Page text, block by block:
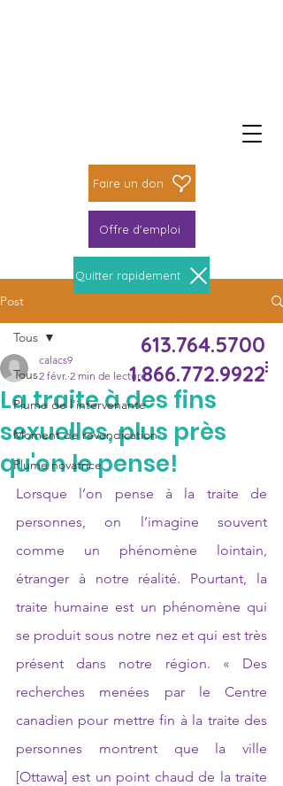
Faire un don
Offre d'emploi
Quitter rapidement
613.764.5700
1.866.772.9922
Post
Tous
Plume de l'intervenante
Moment de revendication
Plume novatrice
Tous
La traite à des fins
sexuelles, plus près
qu'on le pense!
calacs9
2 févr. 2 min de lecture
Lorsque l’on pense à la traite de
personnes, on l’imagine souvent
comme un phénomène lointain,
étranger à notre réalité. Pourtant, la
traite humaine est un phénomène qui
se produit sous notre nez et qui est très
présent dans notre région. « Des
recherches menées par le Centre
canadien pour mettre fin à la traite des
personnes montrent que la ville
[Ottawa] est un point chaud de la traite